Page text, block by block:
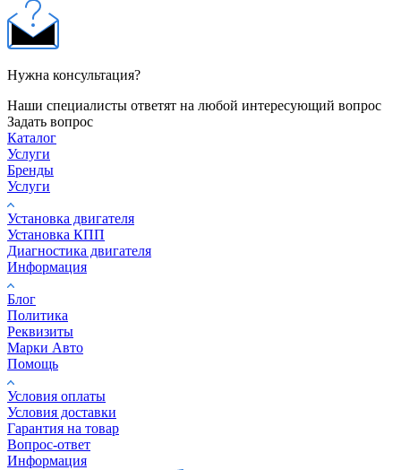
Нужна консультация?
Наши специалисты ответят на любой интересующий вопрос
Задать вопрос
Каталог
Услуги
Бренды
Услуги
Установка двигателя
Установка КПП
Диагностика двигателя
Информация
Блог
Политика
Реквизиты
Марки Авто
Помощь
Условия оплаты
Условия доставки
Гарантия на товар
Вопрос-ответ
Информация